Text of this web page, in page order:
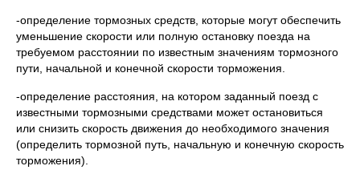
-определение тормозных средств, которые могут обеспечить
уменьшение скорости или полную остановку поезда на
требуемом расстоянии по известным значениям тормозного
пути, начальной и конечной скорости торможения.
-определение расстояния, на котором заданный поезд с
известными тормозными средствами может остановиться
или снизить скорость движения до необходимого значения
(определить тормозной путь, начальную и конечную скорость
торможения).